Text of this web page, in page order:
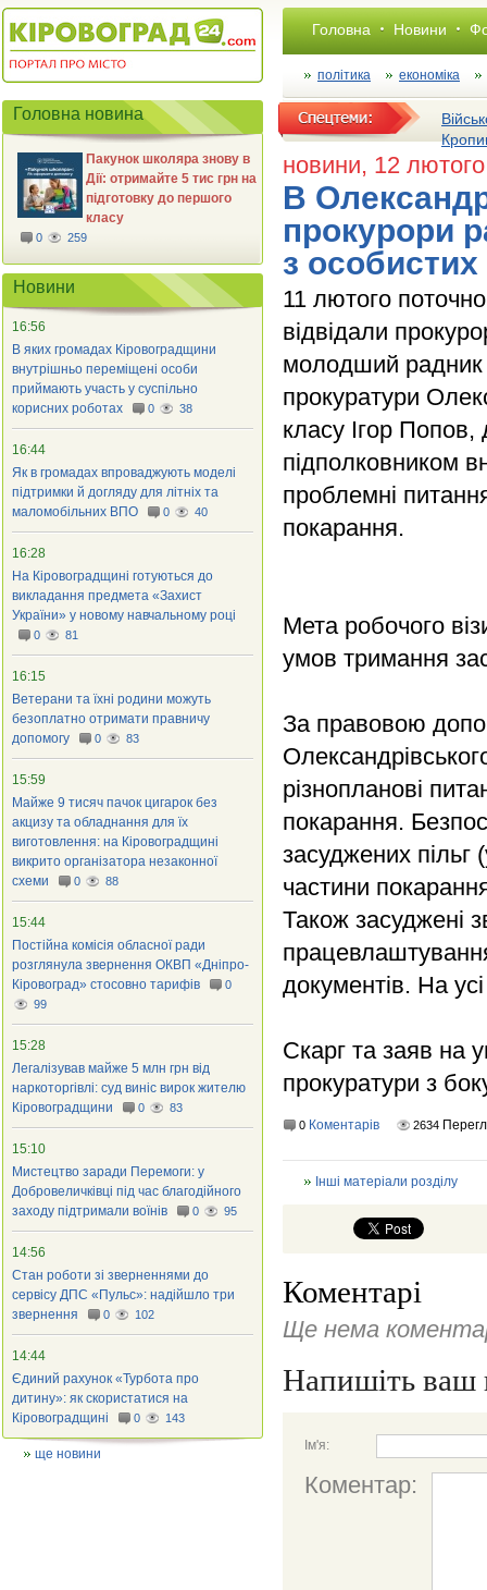
Головна Новини
політика економіка
новини, 12
В
прокурори
з
11 лютого
відвідали
молодший радник
прокуратури
класу Ігор Попов,
підполковником
проблемні
покарання.
Мета робочого
умов тримання
За правовою
різнопланові
покарання.
засуджених пільг
частини
Також засуджені
документів. На
Скарг та заяв на
прокуратури з
0 Коментарів 2634
Інші матеріали розділу
Коментарі
Ще нема
Напишіть ваш
Ім'я:
Коментар:
Головна новина
Пакунок школяра знову в
Дії: отримайте 5 тис грн на
підготовку до першого
класу
0 259
Новини
16:56
В яких громадах Кіровоградщини
внутрішньо переміщені особи
приймають участь у суспільно
корисних роботах
0 38
16:44
Як в громадах впроваджують моделі
підтримки й догляду для літніх та
маломобільних ВПО
0 40
16:28
На Кіровоградщині готуються до
викладання предмета «Захист
України» у новому навчальному році
0 81
16:15
Ветерани та їхні родини можуть
безоплатно отримати правничу
допомогу
0 83
15:59
Майже 9 тисяч пачок цигарок без
акцизу та обладнання для їх
виготовлення: на Кіровоградщині
викрито організатора незаконної
схеми
0 88
15:44
Постійна комісія обласної ради
розглянула звернення ОКВП «Дніпро-
Кіровоград» стосовно тарифів
0
99
15:28
Легалізував майже 5 млн грн від
наркоторгівлі: суд виніс вирок жителю
Кіровоградщини
0 83
15:10
Мистецтво заради Перемоги: у
Добровеличківці під час благодійного
заходу підтримали воїнів
0 95
14:56
Стан роботи зі зверненнями до
сервісу ДПС «Пульс»: надійшло три
звернення
0 102
14:44
Єдиний рахунок «Турбота про
дитину»: як скористатися на
Кіровоградщині
0 143
ще новини